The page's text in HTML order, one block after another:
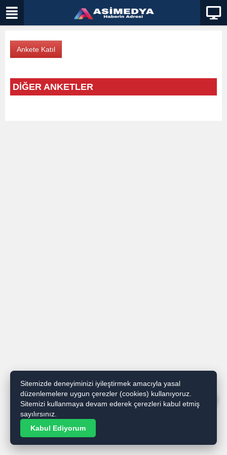
DİĞER ANKETLER
Sitemizde deneyiminizi iyileştirmek amacıyla yasal
düzenlemelere uygun çerezler (cookies) kullanıyoruz.
Sitemizi kullanmaya devam ederek çerezleri kabul etmiş
sayılırsınız.
Kabul Ediyorum
WhatsApp İhbar / Reklam